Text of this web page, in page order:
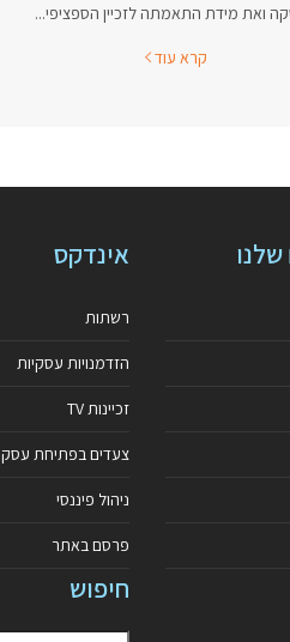
ואת מידת התאמתה לזכיין הספציפי...
קרא עוד
אינדקס
רשתות
הזדמנויות עסקיות
זכיינות TV
צעדים בפתיחת עסק
ניהול פיננסי
פרסם באתר
חיפוש